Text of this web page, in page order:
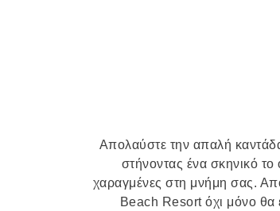
Απολαύστε την απαλή
στήνοντας ένα σκηνικό
χαραγμένες στη μνήμη σας.
Beach Resort όχι μόνο θα